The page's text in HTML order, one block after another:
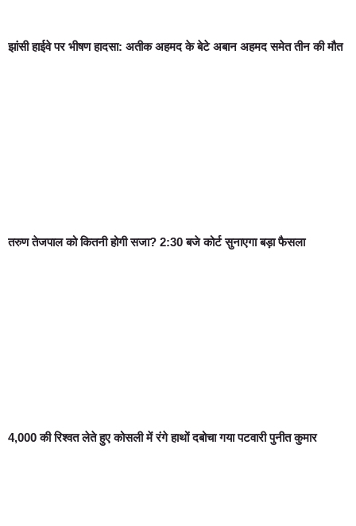
झांसी हाईवे पर भीषण हादसा: अतीक अहमद के बेटे अबान अहमद समेत तीन की मौत
तरुण तेजपाल को कितनी होगी सजा? 2:30 बजे कोर्ट सुनाएगा बड़ा फैसला
4,000 की रिश्वत लेते हुए कोसली में रंगे हाथों दबोचा गया पटवारी पुनीत कुमार